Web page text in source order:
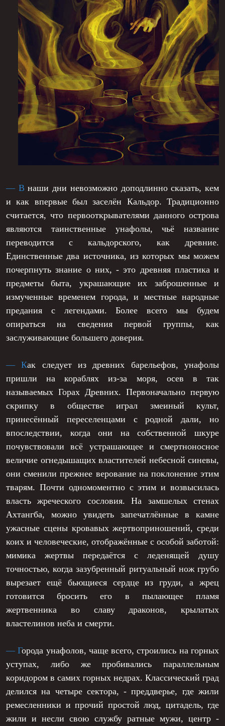
товарами.
К
риг - нейтральные отношения, редкий обмен
товарами.
О стфар - нейтралитет, редкий обмен товарами.
Ф лодмунд - нейтралитет, редкий обмен
товарами.
Скральдсон - нейтралитет, редкий обмен
товарами.
Хакмарри - практически отсутствуют какие-
либо торговые отношения.
Сарихадунхъор - практически отсутствуют
какие-либо торговые отношения.
Алаота - практически отсутствуют какие-либо
торговые отношения.
А
рварох - практически отсутствуют какие-либо
торговые отношения.
Аэлейды - редкая покупка продуктов
О рочий материк - осторожно оплывают.
мперия Тад - очень редкие торговые
— В наши дни невозможно доподлинно сказать, кем
и как впервые был заселён Кальдор. Традиционно
считается, что первооткрывателями данного острова
являются таинственные унафолы, чьё название
переводится с кальдорского, как древние.
Единственные два источника, из которых мы можем
почерпнуть знание о них, - это древняя пластика и
предметы быта, украшающие их заброшенные и
измученные временем города, и местные народные
предания с легендами. Более всего мы будем
опираться на сведения первой группы, как
заслуживающие большего доверия.
— Как следует из древних барельефов, унафолы
пришли на кораблях из-за моря, осев в так
называемых Горах Древних. Первоначально первую
скрипку в обществе играл змеиный культ,
принесённый переселенцами с родной дали, но
впоследствии, когда они на собственной шкуре
почувствовали всё устрашающее и смертноносное
величие огнедышащих властителей небесной синевы,
они сменили прежнее верование на поклонение этим
тварям. Почти одномоментно с этим и возвысилась
власть жреческого сословия. На замшелых стенах
Ахтангба, можно увидеть запечатлённые в камне
ужасные сцены кровавых жертвоприношений, среди
коих и человеческие, отображённые с особой заботой:
мимика жертвы передаётся с леденящей душу
точностью, когда зазубренный ритуальный нож грубо
вырезает ещё бьющиеся сердце из груди, а жрец
готовится бросить его в пылающее пламя
жертвенника во славу драконов, крылатых
властелинов неба и смерти.
— Города унафолов, чаще всего, строились на горных
уступах, либо же пробивались параллельным
коридором в самих горных недрах. Классический град
делился на четыре сектора, - преддверье, где жили
ремесленники и прочий простой люд, цитадель, где
жили и несли свою службу ратные мужи, центр -